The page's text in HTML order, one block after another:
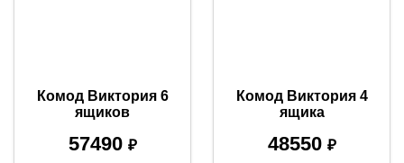
Комод Виктория 6
ящиков
57490 ₽
Комод Виктория 4
ящика
48550 ₽